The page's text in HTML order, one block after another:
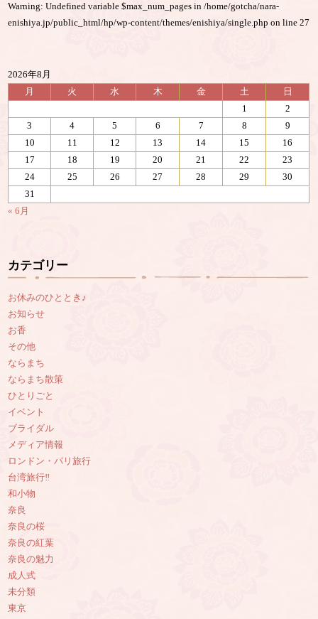
Warning: Undefined variable $max_num_pages in/home/gotcha/nara-
enishiya.jp/public_html/hp/wp-content/themes/enishiya/single.php on line27
2026年8月
月
火 水 木 金 土
日
1
2
3
4 5 6 7 8
9
10
11 12 13 14 15
16
17
18 19 20 21 22
23
24
25 26 27 28 29
30
31
« 6月
カテゴリー
お休みのひととき♪
お知らせ
お香
その他
ならまち
ならまち散策
ひとりごと
イベント
ブライダル
メディア情報
ロンドン・パリ旅行
台湾旅行‼︎
和小物
奈良
奈良の桜
奈良の紅葉
奈良の魅力
成人式
未分類
東京